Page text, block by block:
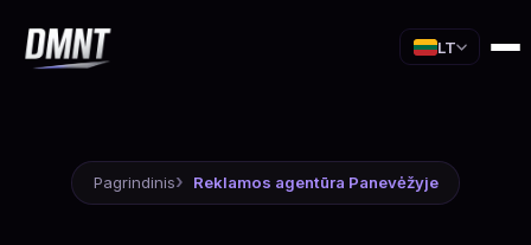
LT
Pagrindinis Reklamos agentūra Panevėžyje